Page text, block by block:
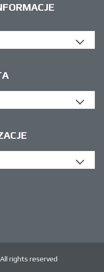
rights reserved